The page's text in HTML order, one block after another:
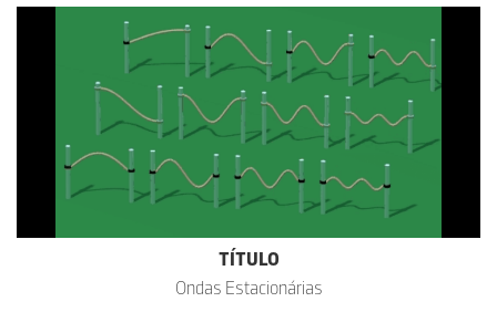
TÍTULO
Ondas Estacionárias